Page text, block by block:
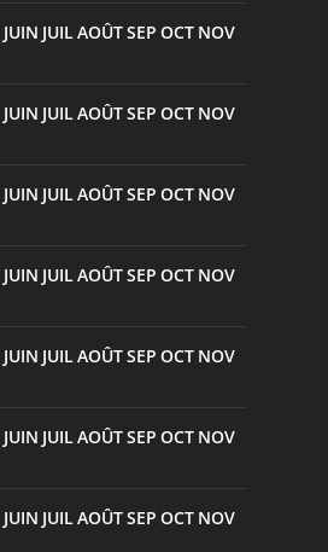
JUIN JUILAOÛTSEP OCT NOV
JUIN JUILAOÛTSEP OCT NOV
JUIN JUILAOÛTSEP OCT NOV
JUIN JUILAOÛTSEP OCT NOV
JUIN JUILAOÛTSEP OCT NOV
JUIN JUILAOÛTSEP OCT NOV
JUIN JUILAOÛTSEP OCT NOV